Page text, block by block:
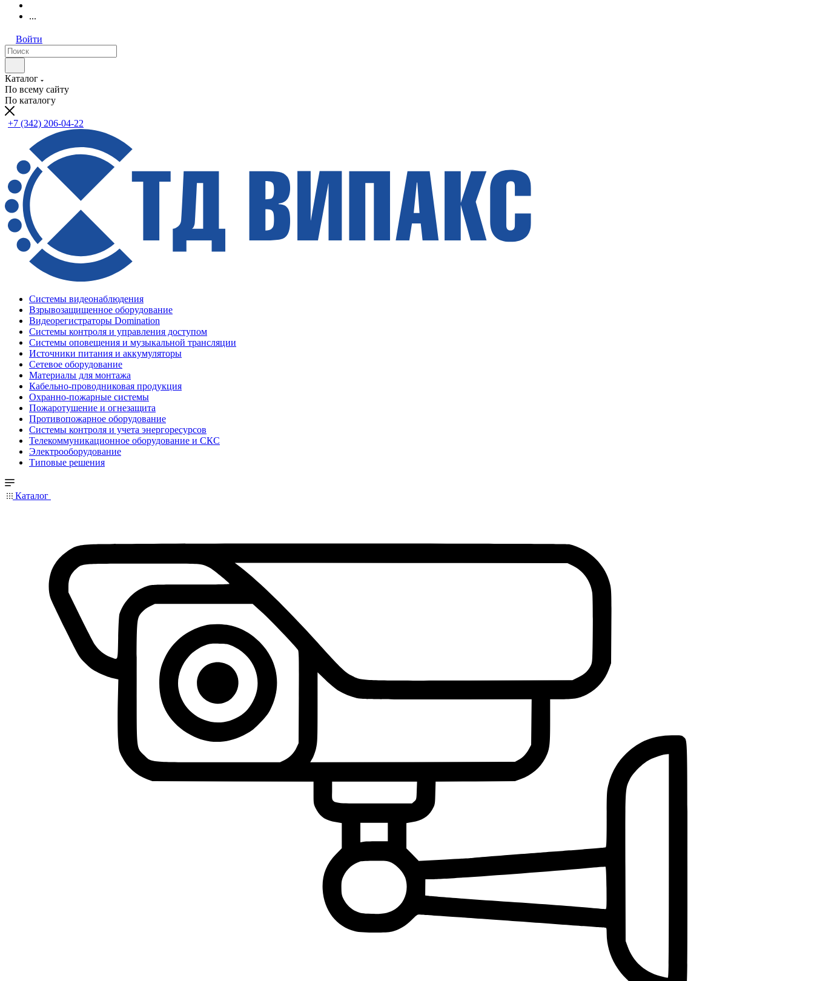
...
Войти
Каталог
По всему сайту
По каталогу
+7 (342) 206-04-22
Системы видеонаблюдения
Взрывозащищенное оборудование
Видеорегистраторы Domination
Системы контроля и управления доступом
Системы оповещения и музыкальной трансляции
Источники питания и аккумуляторы
Сетевое оборудование
Материалы для монтажа
Кабельно-проводниковая продукция
Охранно-пожарные системы
Пожаротушение и огнезащита
Противопожарное оборудование
Системы контроля и учета энергоресурсов
Телекоммуникационное оборудование и СКС
Электрооборудование
Типовые решения
Каталог